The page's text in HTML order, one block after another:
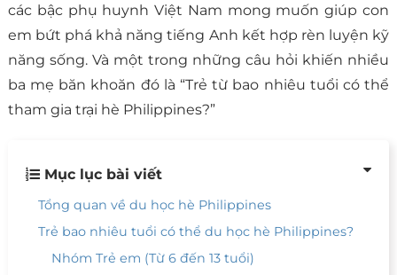
các bậc phụ huynh Việt Nam mong muốn giúp con
em bứt phá khả năng tiếng Anh kết hợp rèn luyện kỹ
năng sống. Và một trong những câu hỏi khiến nhiều
ba mẹ băn khoăn đó là “Trẻ từ bao nhiêu tuổi có thể
tham gia trại hè Philippines?”
Mục lục bài viết
Tổng quan về du học hè Philippines
Trẻ bao nhiêu tuổi có thể du học hè Philippines?
Nhóm Trẻ em (Từ 6 đến 13 tuổi)